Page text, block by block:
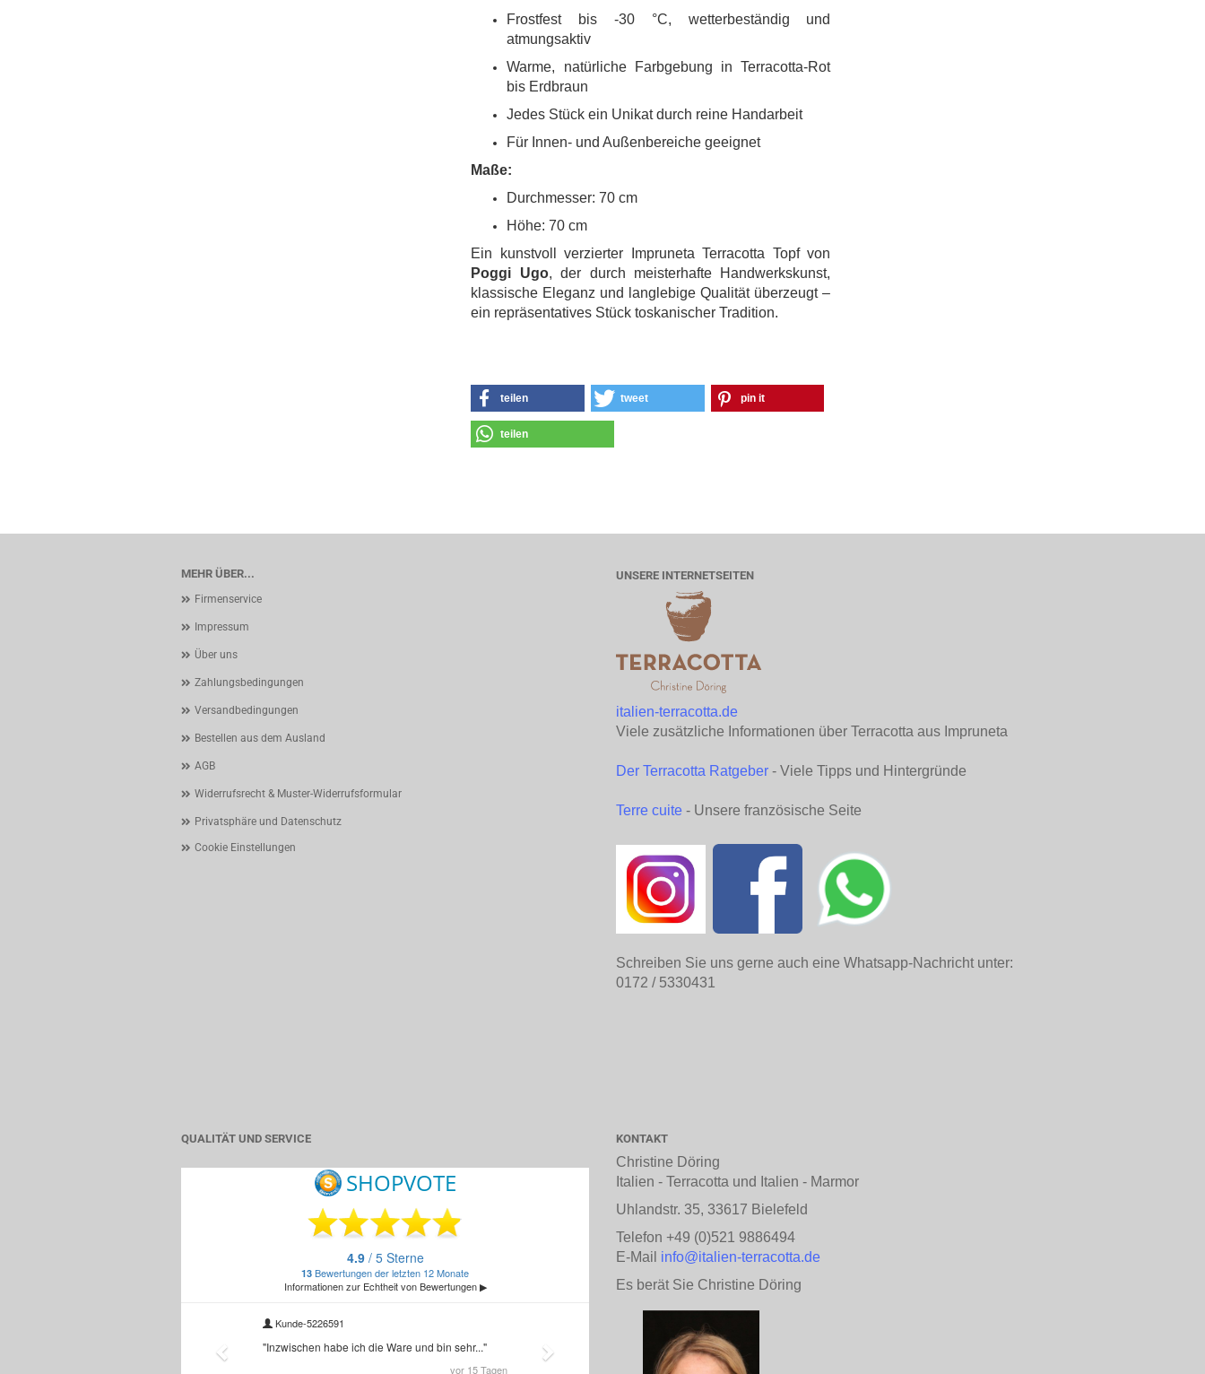
Frostfest bis -30 °C, wetterbeständig und
atmungsaktiv
Warme, natürliche Farbgebung in Terracotta-Rot
bis Erdbraun
Jedes Stück ein Unikat durch reine Handarbeit
Für Innen- und Außenbereiche geeignet
Maße:
Durchmesser: 70 cm
Höhe: 70 cm
Ein kunstvoll verzierter Impruneta Terracotta Topf von
Poggi Ugo, der durch meisterhafte Handwerkskunst,
klassische Eleganz und langlebige Qualität überzeugt –
ein repräsentatives Stück toskanischer Tradition.
teilen tweet pin it
teilen
MEHR ÜBER...
Firmenservice
Impressum
Über uns
Zahlungsbedingungen
Versandbedingungen
Bestellen aus dem Ausland
AGB
Widerrufsrecht & Muster-Widerrufsformular
Privatsphäre und Datenschutz
Cookie Einstellungen
UNSERE INTERNETSEITEN
italien-terracotta.de
Viele zusätzliche Informationen über Terracotta aus Impruneta
Der Terracotta Ratgeber - Viele Tipps und Hintergründe
Terre cuite - Unsere französische Seite
Schreiben Sie uns gerne auch eine Whatsapp-Nachricht unter:
0172 / 5330431
QUALITÄT UND SERVICE KONTAKT
Christine Döring
Italien - Terracotta und Italien - Marmor
Uhlandstr. 35, 33617 Bielefeld
Telefon +49 (0)521 9886494
E-Mail info@italien-terracotta.de
Es berät Sie Christine Döring